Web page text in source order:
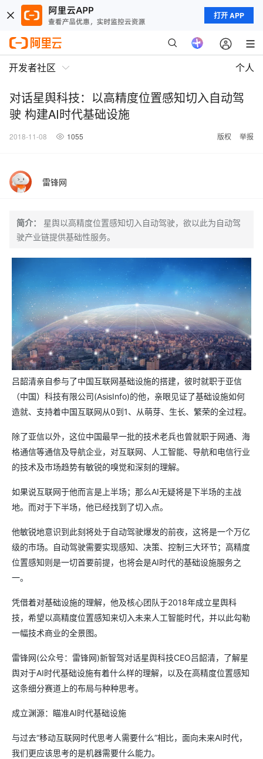
打开 APP
开发者社区 个人
对话星舆科技：以高精度位置感知切入自动驾
驶 构建AI时代基础设施
2018-11-08 1055 版权 举报
雷锋网
简介：
星舆以高精度位置感知切入自动驾驶，欲以此为自动驾
驶产业链提供基础性服务。
吕韶清亲自参与了中国互联网基础设施的搭建，彼时就职于亚信
（中国）科技有限公司(AsisInfo)的他，亲眼见证了基础设施如何
造就、支持着中国互联网从0到1、从萌芽、生长、繁荣的全过程。
除了亚信以外，这位中国最早一批的技术老兵也曾就职于网通、海
格通信等通信及导航企业，对互联网、人工智能、导航和电信行业
的技术及市场趋势有敏锐的嗅觉和深刻的理解。
如果说互联网于他而言是上半场；那么AI无疑将是下半场的主战
地。而对于下半场，他已经找到了切入点。
他敏锐地意识到此刻将处于自动驾驶爆发的前夜，这将是一个万亿
级的市场。自动驾驶需要实现感知、决策、控制三大环节；高精度
位置感知则是一切首要前提，也将会是AI时代的基础设施服务之
一。
凭借着对基础设施的理解，他及核心团队于2018年成立星舆科
技，希望以高精度位置感知来切入未来人工智能时代，并以此勾勒
一幅技术商业的全景图。
雷锋网(公众号：雷锋网)新智驾对话星舆科技CEO吕韶清，了解星
舆对于AI时代基础设施有着什么样的理解，以及在高精度位置感知
这条细分赛道上的布局与种种思考。
成立渊源：瞄准AI时代基础设施
与过去“移动互联网时代思考人需要什么”相比，面向未来AI时代，
我们更应该思考的是机器需要什么能力。